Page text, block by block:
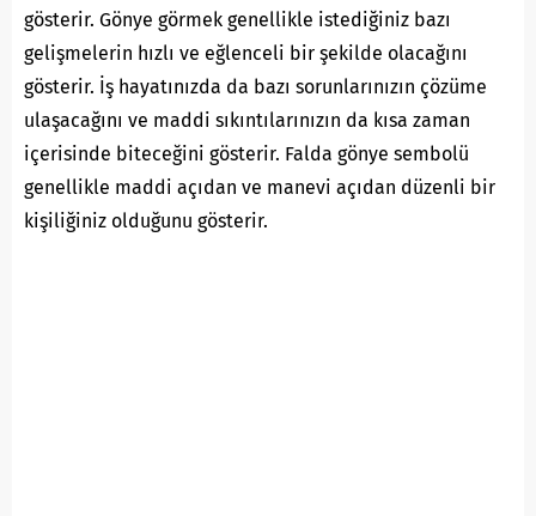
gösterir. Gönye görmek genellikle istediğiniz bazı
gelişmelerin hızlı ve eğlenceli bir şekilde olacağını
gösterir. İş hayatınızda da bazı sorunlarınızın çözüme
ulaşacağını ve maddi sıkıntılarınızın da kısa zaman
içerisinde biteceğini gösterir. Falda gönye sembolü
genellikle maddi açıdan ve manevi açıdan düzenli bir
kişiliğiniz olduğunu gösterir.